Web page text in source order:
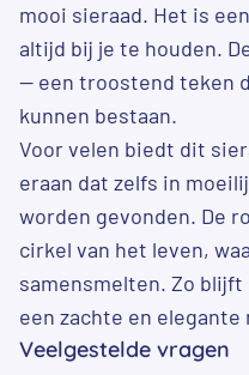
mooi sieraad. Het is
altijd bij je te houden.
— een troostend teken
kunnen bestaan.
Voor velen biedt dit
eraan dat zelfs in
worden gevonden. De
cirkel van het leven,
samensmelten. Zo
een zachte en elegante
Veelgestelde vragen